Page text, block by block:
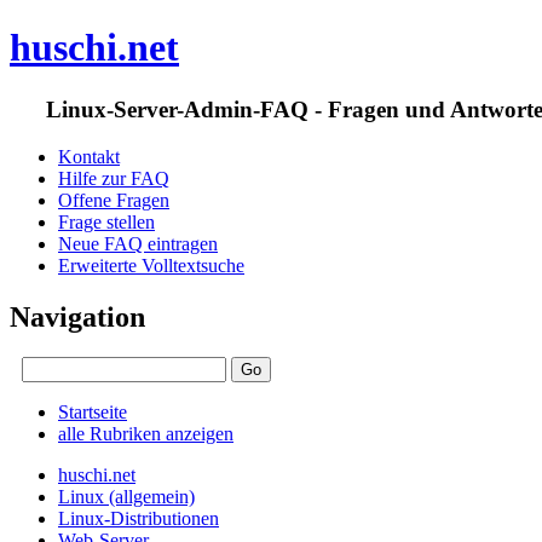
huschi.net
Linux-Server-Admin-FAQ - Fragen und
Kontakt
Hilfe zur FAQ
Offene Fragen
Frage stellen
Neue FAQ eintragen
Erweiterte Volltextsuche
Navigation
Startseite
alle Rubriken anzeigen
huschi.net
Linux (allgemein)
Linux-Distributionen